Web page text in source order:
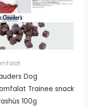
Dog
Trainee snack
100g